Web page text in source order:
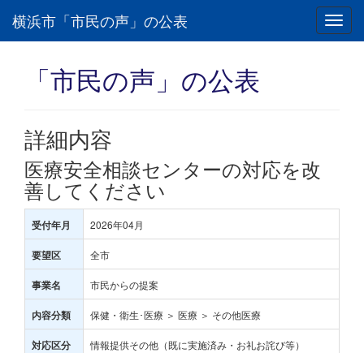
横浜市「市民の声」の公表
「市民の声」の公表
詳細内容
医療安全相談センターの対応を改
善してください
受付年月 2026年04月
要望区 全市
事業名 市民からの提案
内容分類 保健・衛生･医療 ＞ 医療 ＞ その他医療
対応区分 情報提供その他（既に実施済み・お礼お詫び等）